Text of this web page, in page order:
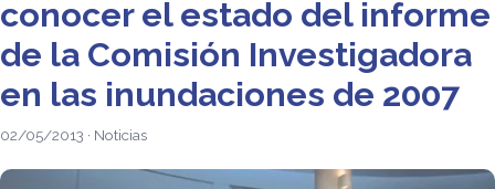
conocer el estado del informe
de la Comisión Investigadora
en las inundaciones de 2007
02/05/2013 · Noticias